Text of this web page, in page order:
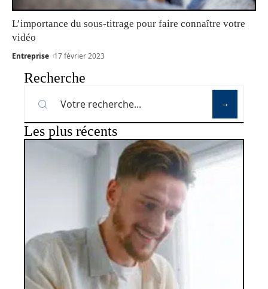
L’importance du sous-titrage pour faire connaître votre
vidéo
Entreprise 17 février 2023
Recherche
Les plus récents